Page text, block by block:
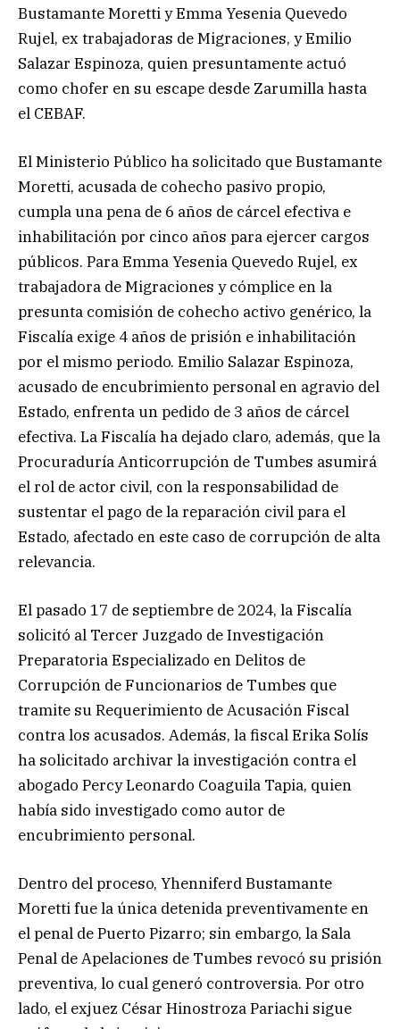
Bustamante Moretti y Emma Yesenia Quevedo
Rujel, ex trabajadoras de Migraciones, y Emilio
Salazar Espinoza, quien presuntamente actuó
como chofer en su escape desde Zarumilla hasta
el CEBAF.
El Ministerio Público ha solicitado que Bustamante
Moretti, acusada de cohecho pasivo propio,
cumpla una pena de 6 años de cárcel efectiva e
inhabilitación por cinco años para ejercer cargos
públicos. Para Emma Yesenia Quevedo Rujel, ex
trabajadora de Migraciones y cómplice en la
presunta comisión de cohecho activo genérico, la
Fiscalía exige 4 años de prisión e inhabilitación
por el mismo periodo. Emilio Salazar Espinoza,
acusado de encubrimiento personal en agravio del
Estado, enfrenta un pedido de 3 años de cárcel
efectiva. La Fiscalía ha dejado claro, además, que la
Procuraduría Anticorrupción de Tumbes asumirá
el rol de actor civil, con la responsabilidad de
sustentar el pago de la reparación civil para el
Estado, afectado en este caso de corrupción de alta
relevancia.
El pasado 17 de septiembre de 2024, la Fiscalía
solicitó al Tercer Juzgado de Investigación
Preparatoria Especializado en Delitos de
Corrupción de Funcionarios de Tumbes que
tramite su Requerimiento de Acusación Fiscal
contra los acusados. Además, la fiscal Erika Solís
ha solicitado archivar la investigación contra el
abogado Percy Leonardo Coaguila Tapia, quien
había sido investigado como autor de
encubrimiento personal.
Dentro del proceso, Yhenniferd Bustamante
Moretti fue la única detenida preventivamente en
el penal de Puerto Pizarro; sin embargo, la Sala
Penal de Apelaciones de Tumbes revocó su prisión
preventiva, lo cual generó controversia. Por otro
lado, el exjuez César Hinostroza Pariachi sigue